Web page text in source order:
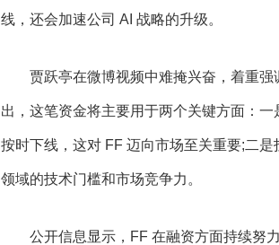
线，还会加速公司 AI 战略的升级。
贾跃亭在微博视频中难掩兴奋，着重
出，这笔资金将主要用于两个关键方面：
按时下线，这对 FF 迈向市场至关重要;二
领域的技术门槛和市场竞争力。
公开信息显示，FF 在融资方面持续努